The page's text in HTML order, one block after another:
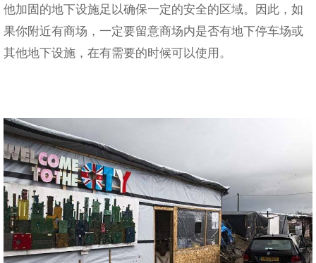
他加固的地下设施足以确保一定的安全的区域。因此，如
果你附近有商场，一定要留意商场内是否有地下停车场或
其他地下设施，在有需要的时候可以使用。